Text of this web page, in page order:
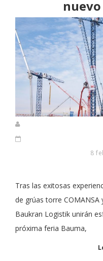
8
Tras las exitosas
de grúas torre
Baukran Logistik unirán
próxima feria Bauma,